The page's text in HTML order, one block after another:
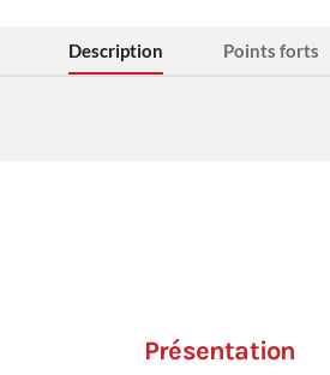
Description Points forts
Présentation